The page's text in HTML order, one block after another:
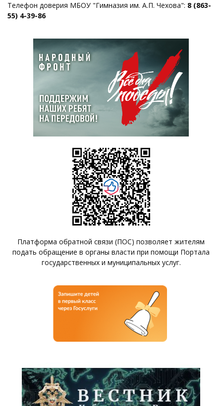
Телефон доверия МБОУ "Гимназия им. А.П. Чехова": 8 (863-
55) 4-39-86
Платформа обратной связи (ПОС) позволяет жителям
подать обращение в органы власти при помощи Портала
государственных и муниципальных услуг.